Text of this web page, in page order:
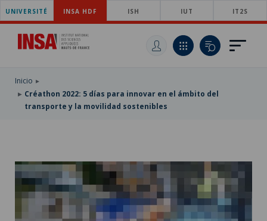
SKIP
TO
MAIN
NAVIGATION
PASAR
CONTENIDO
SKIP
UNIVERSITÉ INSA HDF ISH IUT IT2S
Inicio
Créathon 2022: 5 días para innovar en el ámbito del
transporte y la movilidad sostenibles